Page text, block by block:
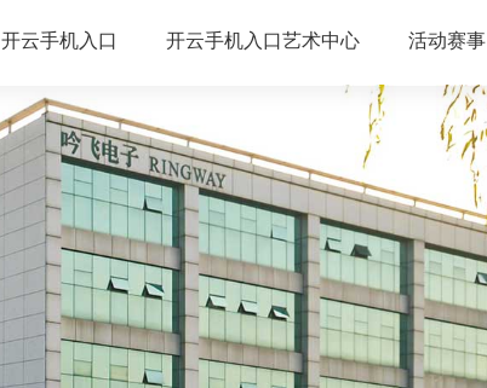
开云手机入口 开云手机入口艺术中心 活动赛事